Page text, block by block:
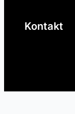
Kontakt